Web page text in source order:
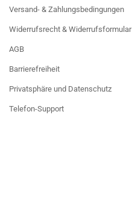
Versand- & Zahlungsbedingungen
Widerrufsrecht & Widerrufsformular
AGB
Barrierefreiheit
Privatsphäre und Datenschutz
Telefon-Support